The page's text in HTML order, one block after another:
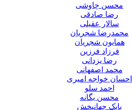
محسن چاوشی
رضا صادقی
سالار عقیلی
محمدرضا شجریان
همایون شجریان
فرزاد فرزین
رضا یزدانی
محمد اصفهانی
احسان خواجه امیری
احمد سلو
محسن یگانه
بابک جهانبخش